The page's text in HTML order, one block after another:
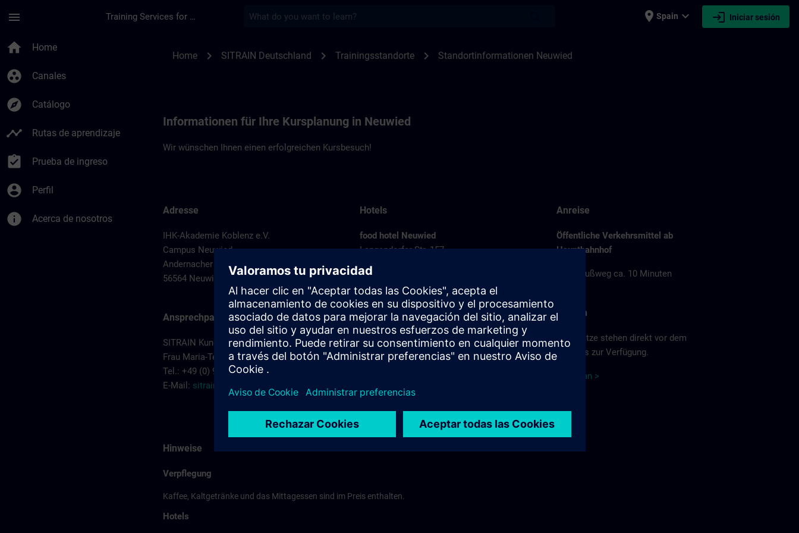
menu Training Services for Digital Industries place Spain expand_more login Iniciar sesión
home Home
group_work Canales
explore Catálogo
timeline Rutas de aprendizaje
assignment_turned_in Prueba de ingreso
account_circle Perfil
info Acerca de nosotros
Home chevron_right SITRAIN Deutschland chevron_right Trainingsstandorte chevron_right Standortinformationen Neuwied
Informationen für Ihre Kursplanung in Neuwied
Wir wünschen Ihnen einen erfolgreichen Kursbesuch!
Adresse
IHK-Akademie Koblenz e.V.
Campus Neuwied
Andernacher Str. 17
56564 Neuwied
Ansprechpartner
SITRAIN Kundenberatung Mannheim
Frau Maria-Teresa Sainz-Munoz
Tel.: +49 (0) 911/895-7575
E-Mail: sitrain.de@siemens.com
Hotels
food hotel Neuwied
Langendorfer Str. 157
56564 Neuwied
Tel.: +49 (0) 26 31 82 52-0
food hotel >
Schloss Engers
Alte Schlossstraße 2
D-56566 Neuwied-Engers
Tel.: +49 (0) 26 22/9 264 295
Anreise
Öffentliche Verkehrsmittel ab
Hauptbahnhof
Fußweg ca. 10 Minuten
Parken
Parkplätze stehen direkt vor dem
Campus zur Verfügung.
Lageplan >
Hinweise
Verpflegung
Kaffee, Kaltgetränke und das Mittagessen sind im Preis enthalten.
Hotels